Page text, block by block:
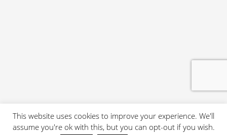
This website uses cookies to improve your experience. We'll
assume you're ok with this, but you can opt-out if you wish.